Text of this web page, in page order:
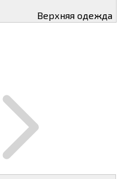
Верхняя одежда